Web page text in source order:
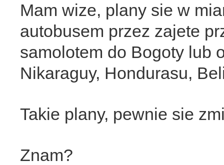
Mam wize, plany sie w
autobusem przez zajete
samolotem do Bogoty lub
Nikaraguy, Hondurasu,
Takie plany, pewnie sie
Znam?